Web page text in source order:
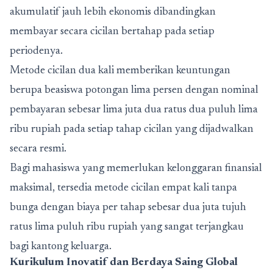
akumulatif jauh lebih ekonomis dibandingkan
membayar secara cicilan bertahap pada setiap
periodenya.
Metode cicilan dua kali memberikan keuntungan
berupa beasiswa potongan lima persen dengan nominal
pembayaran sebesar lima juta dua ratus dua puluh lima
ribu rupiah pada setiap tahap cicilan yang dijadwalkan
secara resmi.
Bagi mahasiswa yang memerlukan kelonggaran finansial
maksimal, tersedia metode cicilan empat kali tanpa
bunga dengan biaya per tahap sebesar dua juta tujuh
ratus lima puluh ribu rupiah yang sangat terjangkau
bagi kantong keluarga.
Kurikulum Inovatif dan Berdaya Saing Global